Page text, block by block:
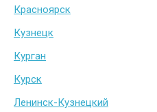
Красноярск
Кузнецк
Курган
Курск
Ленинск-Кузнецкий